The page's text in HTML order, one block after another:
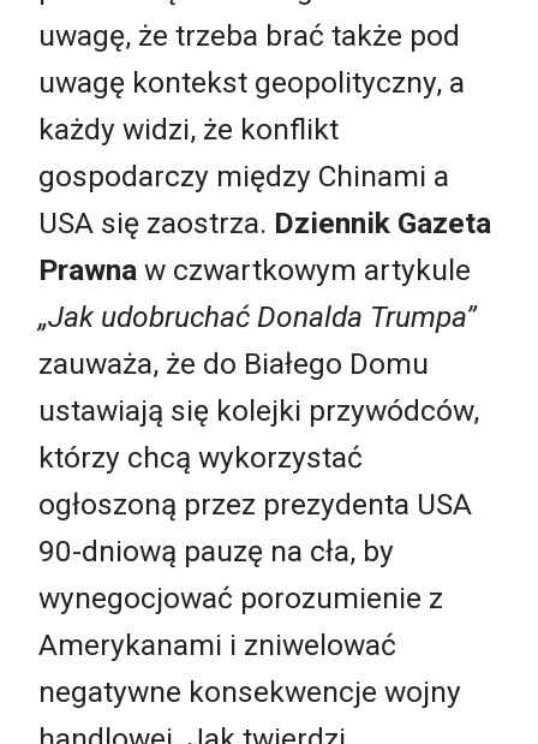
uwagę, że trzeba brać także pod
uwagę kontekst geopolityczny, a
każdy widzi, że konflikt
gospodarczy między Chinami a
USA się zaostrza. Dziennik Gazeta
Prawna w czwartkowym artykule
„Jak udobruchać Donalda Trumpa”
zauważa, że do Białego Domu
ustawiają się kolejki przywódców,
którzy chcą wykorzystać
ogłoszoną przez prezydenta USA
90-dniową pauzę na cła, by
wynegocjować porozumienie z
Amerykanami i zniwelować
negatywne konsekwencje wojny